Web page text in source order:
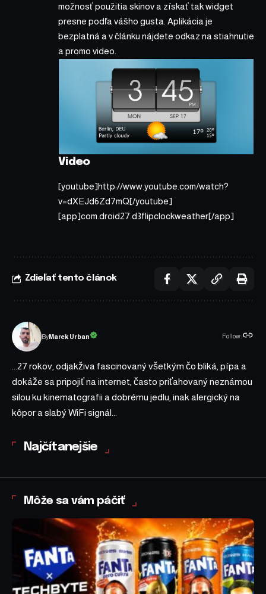
možnosť použitia skinov a získať tak widget
presne podľa vášho gusta. Aplikácia je
bezplatná a v článku nájdete odkaz na stiahnutie
a promo video.
Video
[youtube]http://www.youtube.com/watch?
v=dXEJd6Zd7mQ[/youtube]
[app]com.droid27.d3flipclockweather[/app]
Zdieľať tento článok
ByMarek Urban Follow:
...27 rokov, odjakživa fascinovaný všetkým čo bliká, pípa a
dokáže sa pripojiť na internet, často priťahovaný neznámou
silou ku kinematografii a dobrému jedlu, inak alergický na
kôpor a slabý WiFi signál...
Najčítanejšie
Môže sa vám páčiť